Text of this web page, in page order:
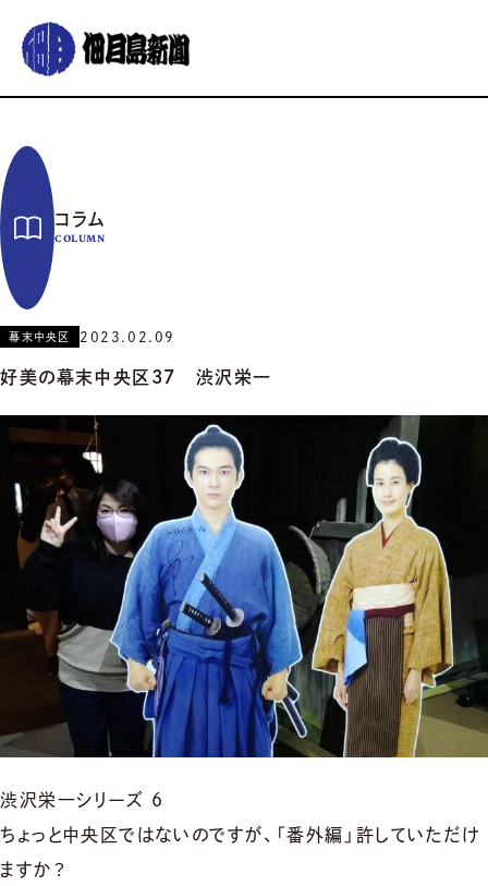
グルメ おでかけ 暮らす
佃月島新聞の紹介
お知らせ
幕末中央区 2023.02.09
好美の幕末中央区37 渋沢栄一
コラム
COLUMN
渋沢栄一シリーズ 6
ちょっと中央区ではないのですが、「番外編」許していただけ
ますか？